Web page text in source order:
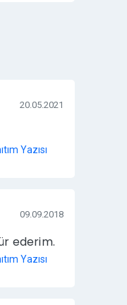
20.05.2021
Yazısı
09.09.2018
ederim.
Yazısı